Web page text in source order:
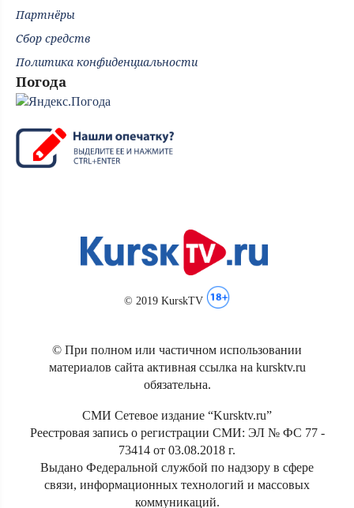
Партнёры
Сбор средств
Политика конфиденциальности
Погода
© 2019 KurskTV
© При полном или частичном использовании
материалов сайта активная ссылка на kursktv.ru
обязательна.
СМИ Сетевое издание “Kursktv.ru”
Реестровая запись о регистрации СМИ: ЭЛ № ФС 77 -
73414 от 03.08.2018 г.
Выдано Федеральной службой по надзору в сфере
связи, информационных технологий и массовых
коммуникаций.